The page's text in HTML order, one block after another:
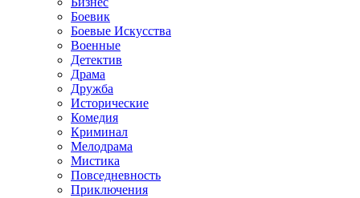
Боевик
Боевые Искусства
Военные
Детектив
Драма
Дружба
Исторические
Комедия
Криминал
Мелодрама
Мистика
Повседневность
Приключения